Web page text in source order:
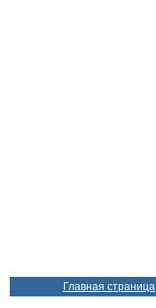
Главная страница